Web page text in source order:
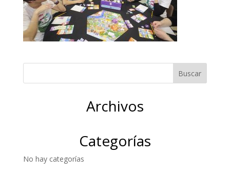
Archivos
Categorías
No hay categorías